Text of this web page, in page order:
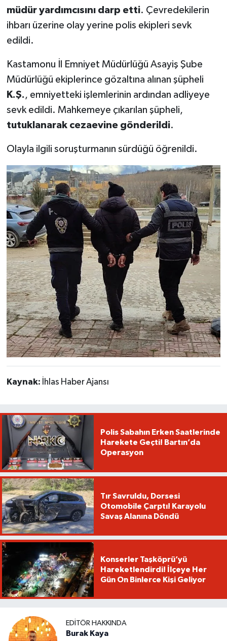
müdür yardımcısını darp etti. Çevredekilerin
ihbarı üzerine olay yerine polis ekipleri sevk
edildi.
Kastamonu İl Emniyet Müdürlüğü Asayiş Şube
Müdürlüğü ekiplerince gözaltına alınan şüpheli
K.Ş., emniyetteki işlemlerinin ardından adliyeye
sevk edildi. Mahkemeye çıkarılan şüpheli,
tutuklanarak cezaevine gönderildi.
Olayla ilgili soruşturmanın sürdüğü öğrenildi.
Kaynak: İhlas Haber Ajansı
Polis Sabahın Erken Saatlerinde
Harekete Geçti! Bartın’da
Operasyon
Tır Savruldu, Dorsesi
Otomobile Çarptı! Karayolu
Savaş Alanına Döndü
Konserler Taşköprü’yü
Hareketlendirdi! İlçeye Her
Gün On Binlerce Kişi Geliyor
EDITÖR HAKKINDA
Burak Kaya